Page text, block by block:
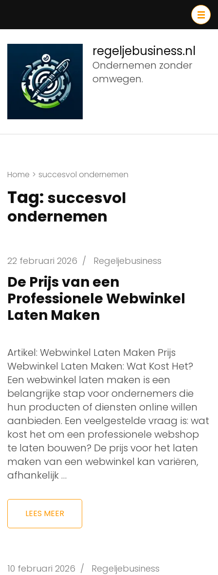
inhoud
(druk
Enter)
regeljebusiness.nl
Ondernemen zonder
omwegen.
Home > succesvol ondernemen
Tag: succesvol
ondernemen
22 februari 2026 / Regeljebusiness
De Prijs van een
Professionele Webwinkel
Laten Maken
Artikel: Webwinkel Laten Maken Prijs
Webwinkel Laten Maken: Wat Kost Het?
Een webwinkel laten maken is een
belangrijke stap voor ondernemers die
hun producten of diensten online willen
aanbieden. Een veelgestelde vraag is: wat
kost het om een professionele webshop
te laten bouwen? De prijs voor het laten
maken van een webwinkel kan variëren,
afhankelijk …
LEES MEER
10 februari 2026 / Regeljebusiness